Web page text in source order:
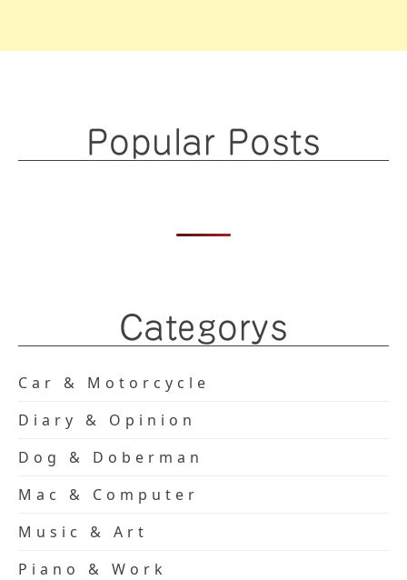
Popular Posts
Categorys
Car & Motorcycle
Diary & Opinion
Dog & Doberman
Mac & Computer
Music & Art
Piano & Work